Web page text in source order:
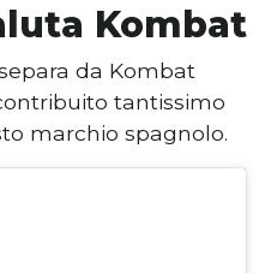
Kombat
da Kombat
tantissimo
marchio spagnolo.